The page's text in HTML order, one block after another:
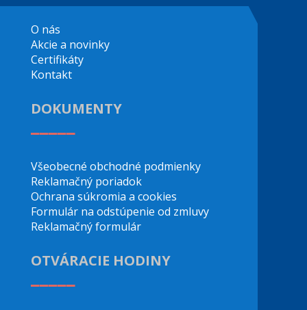
O nás
Akcie a novinky
Certifikáty
Kontakt
DOKUMENTY
Všeobecné obchodné podmienky
Reklamačný poriadok
Ochrana súkromia a cookies
Formulár na odstúpenie od zmluvy
Reklamačný formulár
OTVÁRACIE HODINY